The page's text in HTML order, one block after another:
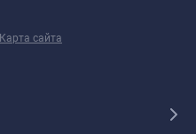
Карта сайта